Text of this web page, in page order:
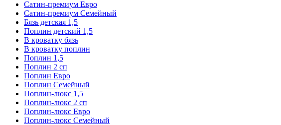
Сатин-премиум Евро
Сатин-премиум Семейный
Бязь детская 1,5
Поплин детский 1,5
В кроватку бязь
В кроватку поплин
Поплин 1,5
Поплин 2 сп
Поплин Евро
Поплин Семейный
Поплин-люкс 1,5
Поплин-люкс 2 сп
Поплин-люкс Евро
Поплин-люкс Семейный